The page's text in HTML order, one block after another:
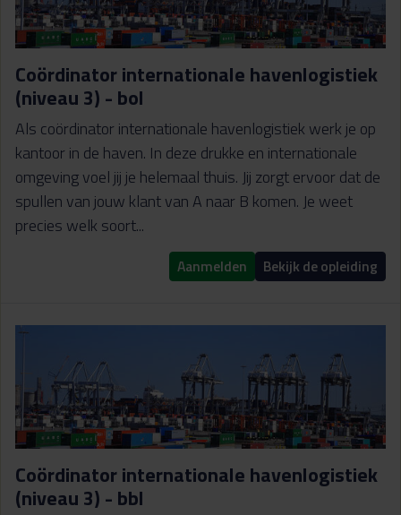
Coördinator internationale havenlogistiek
(niveau 3) - bol
Als coördinator internationale havenlogistiek werk je op
kantoor in de haven. In deze drukke en internationale
omgeving voel jij je helemaal thuis. Jij zorgt ervoor dat de
spullen van jouw klant van A naar B komen. Je weet
precies welk soort...
Aanmelden Bekijk de opleiding
Coördinator internationale havenlogistiek
(niveau 3) - bbl